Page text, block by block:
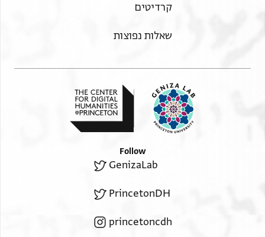
קרדיטים
שאלות נפוצות
Follow
GenizaLab
PrincetonDH
princetoncdh